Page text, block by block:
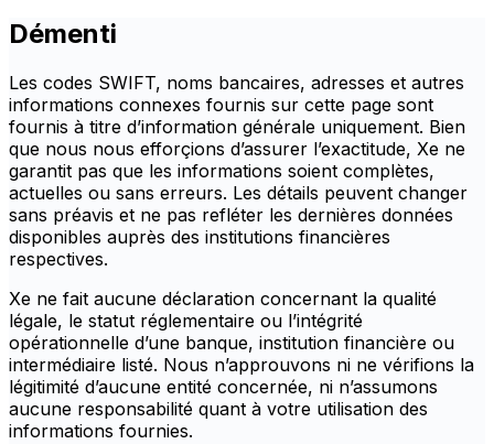
Démenti
Les codes SWIFT, noms bancaires, adresses et autres
informations connexes fournis sur cette page sont
fournis à titre d’information générale uniquement. Bien
que nous nous efforçions d’assurer l’exactitude, Xe ne
garantit pas que les informations soient complètes,
actuelles ou sans erreurs. Les détails peuvent changer
sans préavis et ne pas refléter les dernières données
disponibles auprès des institutions financières
respectives.
Xe ne fait aucune déclaration concernant la qualité
légale, le statut réglementaire ou l’intégrité
opérationnelle d’une banque, institution financière ou
intermédiaire listé. Nous n’approuvons ni ne vérifions la
légitimité d’aucune entité concernée, ni n’assumons
aucune responsabilité quant à votre utilisation des
informations fournies.